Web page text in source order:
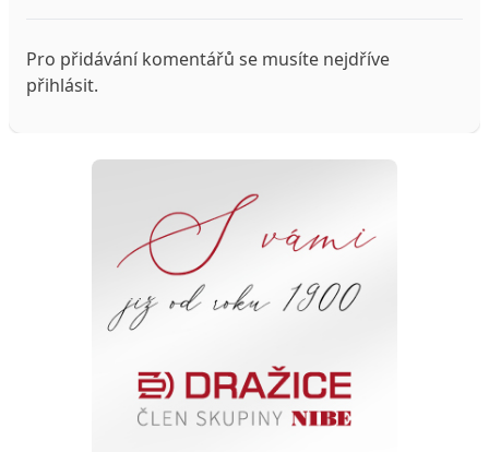
Pro přidávání komentářů se musíte nejdříve
přihlásit.